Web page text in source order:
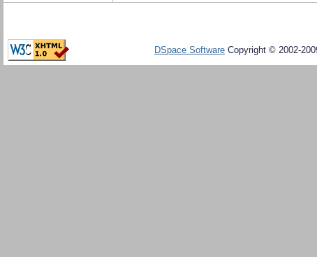
DSpace Software Copyright © 2002-